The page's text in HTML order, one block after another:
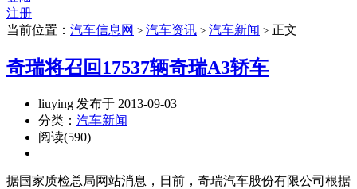
注册
当前位置： 汽车信息网 > 汽车资讯 > 汽车新闻 > 正文
奇瑞将召回17537辆奇瑞A3轿车
liuying 发布于 2013-09-03
分类： 汽车新闻
阅读(590)
据国家质检总局网站消息，日前，奇瑞汽车股份有限公司根据